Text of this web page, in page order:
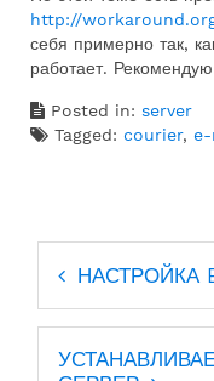
http://
себя примерно так,
работает.
Posted in: server
Tagged: courier,
Навигация
записям
НАСТРОЙКА